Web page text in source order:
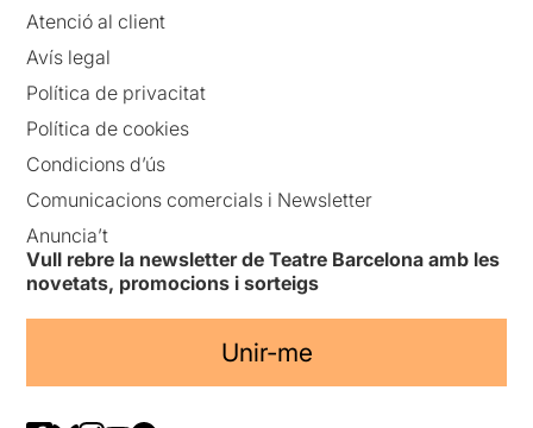
Atenció al client
Avís legal
Política de privacitat
Política de cookies
Condicions d’ús
Comunicacions comercials i Newsletter
Anuncia’t
Vull rebre la newsletter de Teatre Barcelona amb les
novetats, promocions i sorteigs
Unir-me